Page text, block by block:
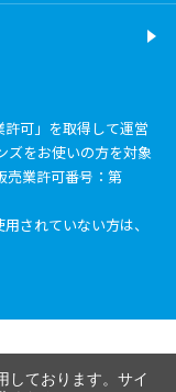
可」を取得して運営
ズをお使いの方を対象
売業許可番号：第
されていない方は、
しております。サイ